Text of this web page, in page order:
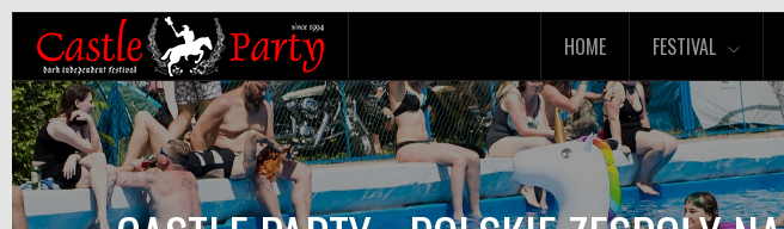
HOME FESTIVAL